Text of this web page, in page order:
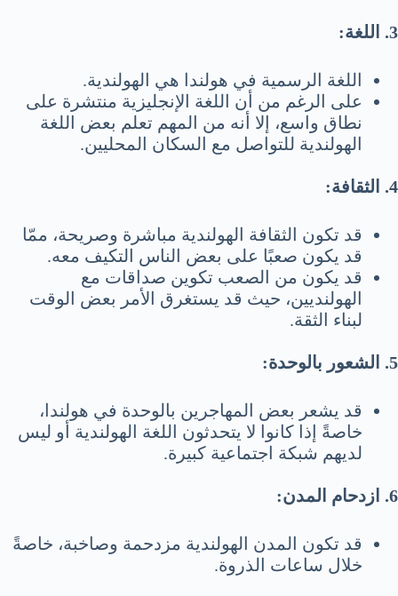
3. اللغة:
اللغة الرسمية في هولندا هي الهولندية.
على الرغم من أن اللغة الإنجليزية منتشرة على
نطاق واسع، إلا أنه من المهم تعلم بعض اللغة
الهولندية للتواصل مع السكان المحليين.
4. الثقافة:
قد تكون الثقافة الهولندية مباشرة وصريحة، ممّا
قد يكون صعبًا على بعض الناس التكيف معه.
قد يكون من الصعب تكوين صداقات مع
الهولنديين، حيث قد يستغرق الأمر بعض الوقت
لبناء الثقة.
5. الشعور بالوحدة:
قد يشعر بعض المهاجرين بالوحدة في هولندا،
خاصةً إذا كانوا لا يتحدثون اللغة الهولندية أو ليس
لديهم شبكة اجتماعية كبيرة.
6. ازدحام المدن:
قد تكون المدن الهولندية مزدحمة وصاخبة، خاصةً
خلال ساعات الذروة.